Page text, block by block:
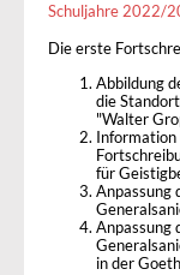
Schuljahre 2022/
Die erste
Abbildung
die
"Walter
für
Anpassung
Anpassung
in der